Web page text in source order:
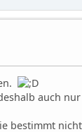
auch
bestimmt